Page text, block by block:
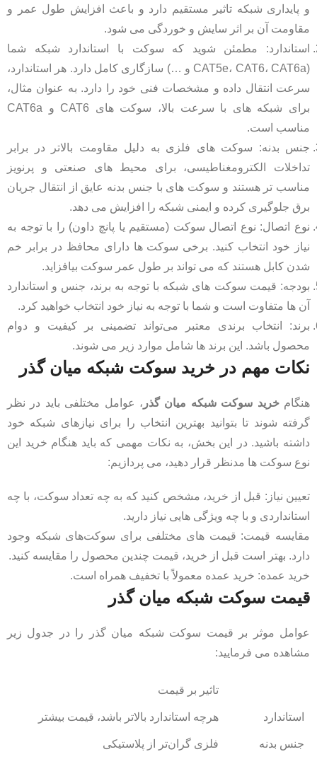
و پایداری شبکه تاثیر مستقیم دارد و باعث افزایش طول عمر و
مقاومت آن بر اثر سایش و خوردگی می شود.
استاندارد: مطمئن شوید که سوکت با استاندارد شبکه شما
(CAT5e، CAT6، CAT6a و …) سازگاری کامل دارد. هر استاندارد،
سرعت انتقال داده و مشخصات فنی خود را دارد. به عنوان مثال،
برای شبکه های با سرعت بالا، سوکت های CAT6 و CAT6a
مناسب است.
جنس بدنه: سوکت ‌های فلزی به دلیل مقاومت بالاتر در برابر
تداخلات الکترومغناطیسی، برای محیط ‌های صنعتی و پرنویز
مناسب ‌تر هستند و سوکت های با جنس بدنه عایق از انتقال جریان
برق جلوگیری کرده و ایمنی شبکه را افزایش می دهد.
نوع اتصال: نوع اتصال سوکت (مستقیم یا پانچ داون) را با توجه به
نیاز خود انتخاب کنید. برخی سوکت ها دارای محافظ در برابر خم
شدن کابل هستند که می تواند بر طول عمر سوکت بیافزاید.
بودجه: قیمت سوکت ‌های شبکه با توجه به برند، جنس و استاندارد
آن‌ ها متفاوت است و شما با توجه به نیاز خود انتخاب خواهید کرد.
برند: انتخاب برندی معتبر می‌تواند تضمینی بر کیفیت و دوام
محصول باشد. این برند ها شامل موارد زیر می شوند.
نکات مهم در خرید سوکت شبکه میان ‌گذر
هنگامخرید سوکت شبکه میان ‌گذر ، عوامل مختلفی باید در نظر
گرفته شوند تا بتوانید بهترین انتخاب را برای نیازهای شبکه خود
داشته باشید. در این بخش، به نکات مهمی که باید هنگام خرید این
نوع سوکت ‌ها مدنظر قرار دهید، می ‌پردازیم:
تعیین نیاز: قبل از خرید، مشخص کنید که به چه تعداد سوکت، با چه
استانداردی و با چه ویژگی‌ هایی نیاز دارید.
مقایسه قیمت: قیمت ‌های مختلفی برای سوکت‌های شبکه وجود
دارد. بهتر است قبل از خرید، قیمت چندین محصول را مقایسه کنید.
خرید عمده: خرید عمده معمولاً با تخفیف همراه است.
قیمت سوکت شبکه میان‌ گذر
عوامل موثر بر قیمت سوکت شبکه میان‌ گذر را در جدول زیر
مشاهده می فرمایید:
تاثیر بر قیمت
استاندارد هرچه استاندارد بالاتر باشد، قیمت بیشتر
جنس بدنه فلزی گران‌تر از پلاستیکی